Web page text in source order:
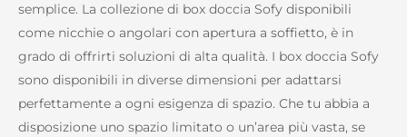
semplice. La collezione di box doccia Sofy disponibili
come nicchie o angolari con apertura a soffietto, è in
grado di offrirti soluzioni di alta qualità. I box doccia Sofy
sono disponibili in diverse dimensioni per adattarsi
perfettamente a ogni esigenza di spazio. Che tu abbia a
disposizione uno spazio limitato o un’area più vasta, se